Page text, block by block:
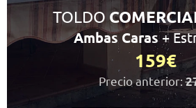
TOLDO
Ambas Caras+
159€
Precio anterior: